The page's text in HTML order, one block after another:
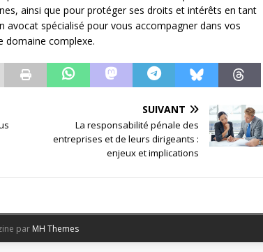
ainsi que pour protéger ses droits et intérêts en tant
avocat spécialisé pour vous accompagner dans vos
domaine complexe.
SUIVANT
La responsabilité pénale des
entreprises et de leurs dirigeants :
enjeux et implications
par MH Themes